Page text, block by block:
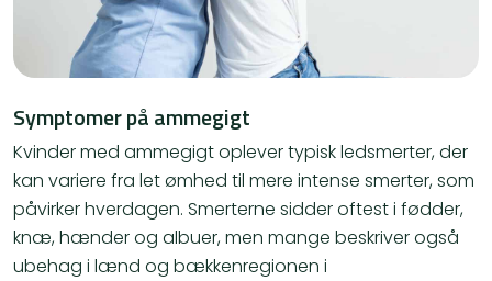
Symptomer på ammegigt
Kvinder med ammegigt oplever typisk ledsmerter, der
kan variere fra let ømhed til mere intense smerter, som
påvirker hverdagen. Smerterne sidder oftest i fødder,
knæ, hænder og albuer, men mange beskriver også
ubehag i lænd og bækkenregionen i